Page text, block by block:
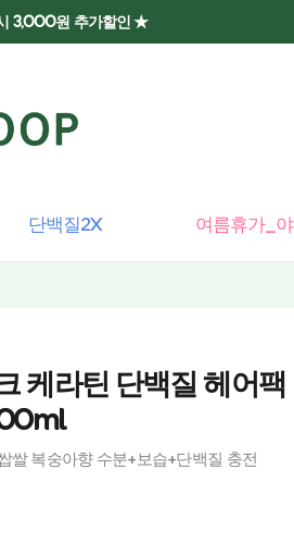
3,000원 추가할인 ★
단백질2X 여름휴가_
케라틴 단백질 헤어
쌀 복숭아향 수분+보습+단백질 충전